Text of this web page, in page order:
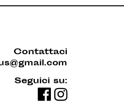
Contattaci
Seguici su: